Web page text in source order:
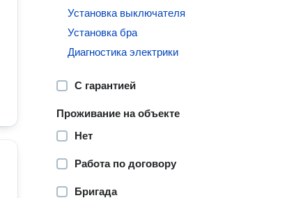
Установка выключателя
Установка бра
Диагностика электрики
С гарантией
Проживание на объекте
Нет
Работа по договору
Бригада